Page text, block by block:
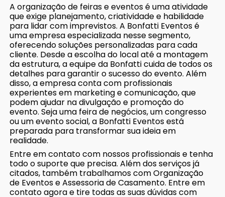
A organização de feiras e eventos é uma atividade
que exige planejamento, criatividade e habilidade
para lidar com imprevistos. A Bonfatti Eventos é
uma empresa especializada nesse segmento,
oferecendo soluções personalizadas para cada
cliente. Desde a escolha do local até a montagem
da estrutura, a equipe da Bonfatti cuida de todos os
detalhes para garantir o sucesso do evento. Além
disso, a empresa conta com profissionais
experientes em marketing e comunicação, que
podem ajudar na divulgação e promoção do
evento. Seja uma feira de negócios, um congresso
ou um evento social, a Bonfatti Eventos está
preparada para transformar sua ideia em
realidade.
Entre em contato com nossos profissionais e tenha
todo o suporte que precisa. Além dos serviços já
citados, também trabalhamos com Organização
de Eventos e Assessoria de Casamento. Entre em
contato agora e tire todas as suas dúvidas com